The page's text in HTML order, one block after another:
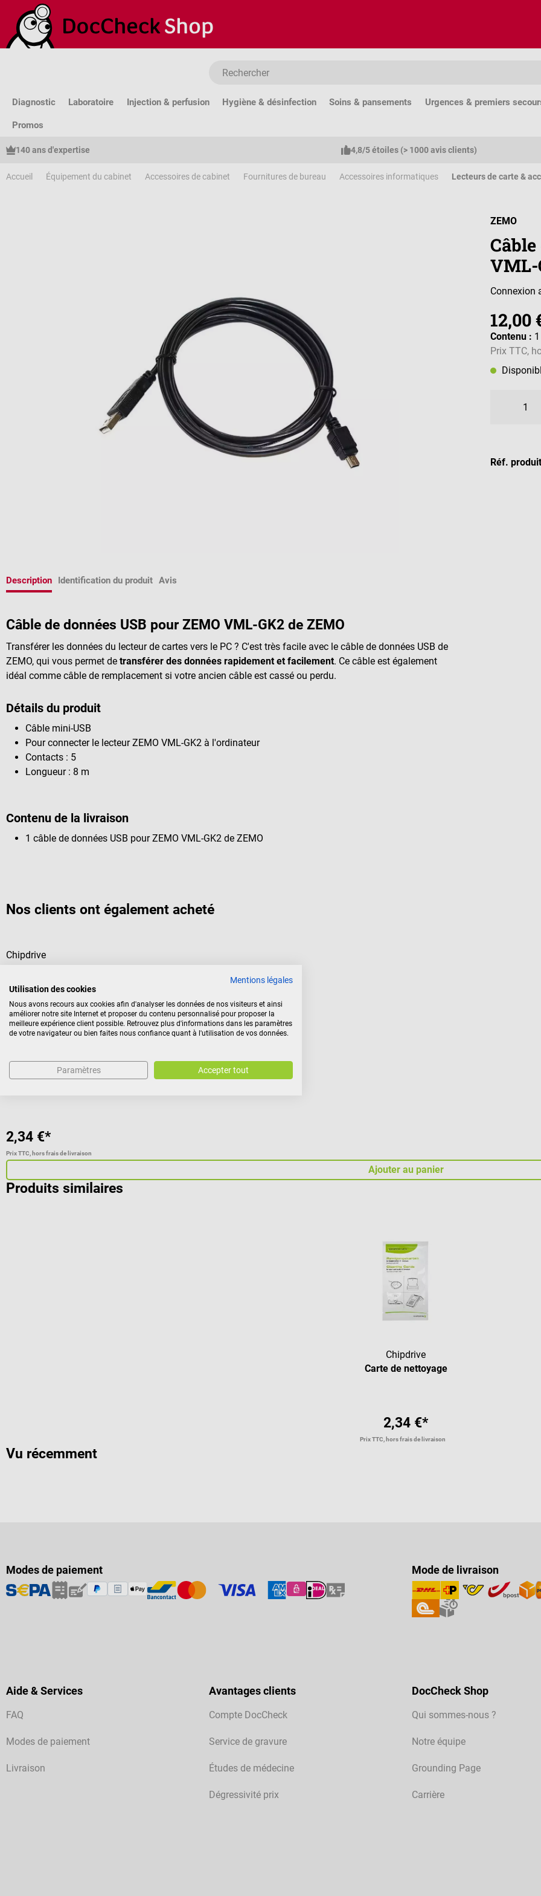
au contenu principal
Passer à la recherche
Passer à la navigation principale
Diagnostic Laboratoire Injection & perfusion Hygiène & désinfection Soins & pansements Urgences & premiers
Promos
140 ans d'expertise 4,8/5 étoiles (> 1000 avis clients)
Accueil Équipement du cabinet Accessoires de cabinet Fournitures de bureau Accessoires informatiques Lecteurs de carte &
ZEMO
VML-
Connexion
12,00
Contenu :
Prix TTC,
Réf.
Description Identification du produit Avis
Câble de données USB pour ZEMO VML-GK2 de ZEMO
Transférer les données du lecteur de cartes vers le PC ? C'est très facile avec le câble de données USB de
ZEMO, qui vous permet de transférer des données rapidement et facilement. Ce câble est également
idéal comme câble de remplacement si votre ancien câble est cassé ou perdu.
Détails du produit
Câble mini-USB
Pour connecter le lecteur ZEMO VML-GK2 à l'ordinateur
Contacts : 5
Longueur : 8 m
Contenu de la livraison
1 câble de données USB pour ZEMO VML-GK2 de ZEMO
Nos clients ont également acheté
Chipdrive
Pour tous les lecteurs de cartes
2,34 €*
Prix TTC, hors frais de livraison
Ajouter au panier
Produits similaires
Chipdrive
Carte de nettoyage
2,34 €*
Prix TTC, hors frais de livraison
Vu récemment
Modes de paiement Mode de livraison
Aide & Services
FAQ
Modes de paiement
Livraison
Avantages clients
Compte DocCheck
Service de gravure
Études de médecine
Dégressivité prix
DocCheck Shop
Qui sommes-nous ?
Notre équipe
Grounding Page
Carrière
Mentions légales
Utilisation des cookies
Nous avons recours aux cookies afin d'analyser les données de nos visiteurs et ainsi
améliorer notre site Internet et proposer du contenu personnalisé pour proposer la
meilleure expérience client possible. Retrouvez plus d'informations dans les paramètres
de votre navigateur ou bien faites nous confiance quant à l'utilisation de vos données.
Paramètres Accepter tout